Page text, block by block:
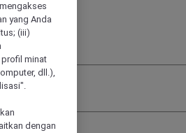
yang Anda
(iii)
minat
dll.),
dengan